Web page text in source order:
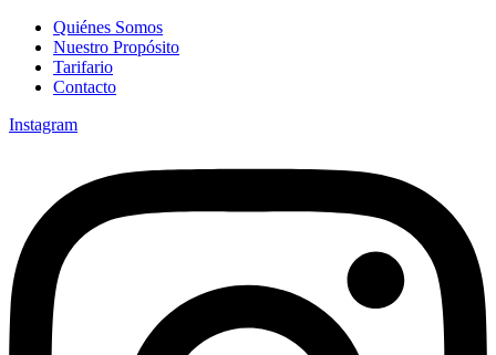
Quiénes Somos
Nuestro Propósito
Tarifario
Contacto
Instagram